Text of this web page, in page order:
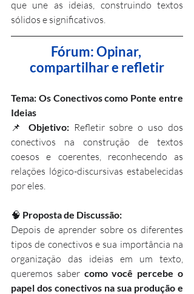
que une as ideias, construindo textos
sólidos e significativos.
Fórum: Opinar,
compartilhar e refletir
Tema: Os Conectivos como Ponte entre
Ideias
📌 Objetivo: Refletir sobre o uso dos
conectivos na construção de textos
coesos e coerentes, reconhecendo as
relações lógico-discursivas estabelecidas
por eles.
🧠 Proposta de Discussão:
Depois de aprender sobre os diferentes
tipos de conectivos e sua importância na
organização das ideias em um texto,
queremos saber como você percebe o
papel dos conectivos na sua produção e